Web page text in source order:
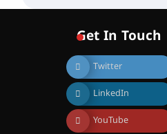
തുടക്കമായി
August 6,
കോമേഴ്സ്
എൻ ഹയർ
Get In Touch
Twitter
LinkedIn
YouTube